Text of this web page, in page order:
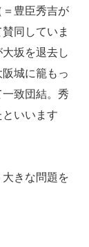
豊臣秀吉が
同していま
坂を退去し
城に籠もっ
致団結。秀
いいます
きな問題を